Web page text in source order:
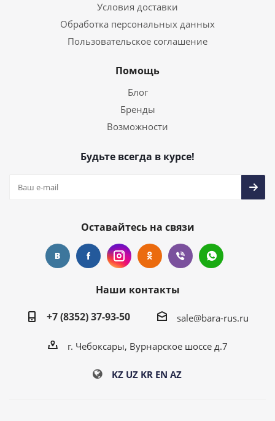
Условия доставки
Обработка персональных данных
Пользовательское соглашение
Помощь
Блог
Бренды
Возможности
Будьте всегда в курсе!
Оставайтесь на связи
Наши контакты
+7 (8352) 37-93-50
sale@bara-rus.ru
г. Чебоксары, Вурнарское шоссе д.7
KZ UZ KR EN AZ